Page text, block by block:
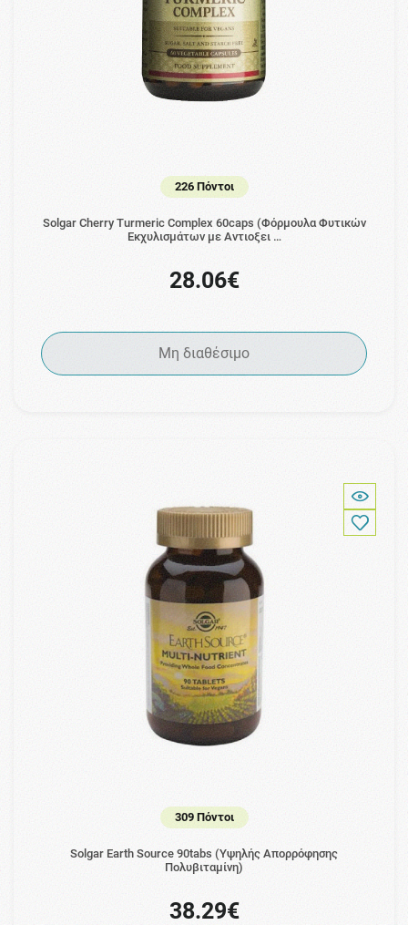
226 Πόντοι
Solgar Cherry Turmeric Complex 60caps (Φόρμουλα Φυτικών
Εκχυλισμάτων με Αντιοξει …
28.06€
Μη διαθέσιμο
309 Πόντοι
Solgar Earth Source 90tabs (Υψηλής Απορρόφησης
Πολυβιταμίνη)
38.29€